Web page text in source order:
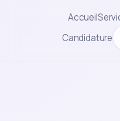
Accueil
Candidature